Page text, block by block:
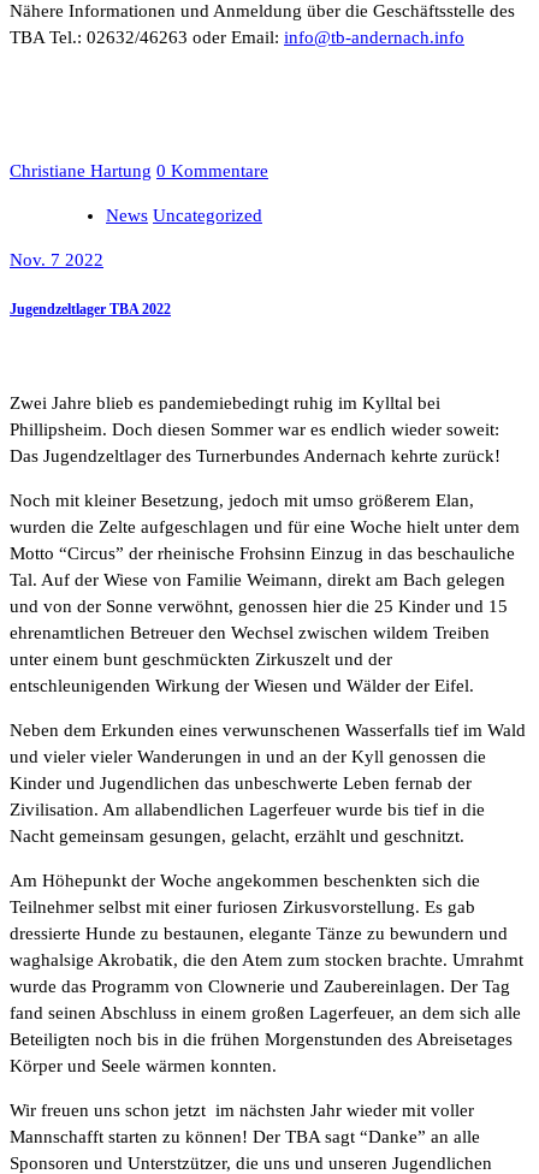
Nähere Informationen und Anmeldung über die Geschäftsstelle des
TBA Tel.: 02632/46263 oder Email: info@tb-andernach.info
Christiane Hartung 0 Kommentare
News Uncategorized
Nov. 7 2022
Jugendzeltlager TBA 2022
Zwei Jahre blieb es pandemiebedingt ruhig im Kylltal bei
Phillipsheim. Doch diesen Sommer war es endlich wieder soweit:
Das Jugendzeltlager des Turnerbundes Andernach kehrte zurück!
Noch mit kleiner Besetzung, jedoch mit umso größerem Elan,
wurden die Zelte aufgeschlagen und für eine Woche hielt unter dem
Motto “Circus” der rheinische Frohsinn Einzug in das beschauliche
Tal. Auf der Wiese von Familie Weimann, direkt am Bach gelegen
und von der Sonne verwöhnt, genossen hier die 25 Kinder und 15
ehrenamtlichen Betreuer den Wechsel zwischen wildem Treiben
unter einem bunt geschmückten Zirkuszelt und der
entschleunigenden Wirkung der Wiesen und Wälder der Eifel.
Neben dem Erkunden eines verwunschenen Wasserfalls tief im Wald
und vieler vieler Wanderungen in und an der Kyll genossen die
Kinder und Jugendlichen das unbeschwerte Leben fernab der
Zivilisation. Am allabendlichen Lagerfeuer wurde bis tief in die
Nacht gemeinsam gesungen, gelacht, erzählt und geschnitzt.
Am Höhepunkt der Woche angekommen beschenkten sich die
Teilnehmer selbst mit einer furiosen Zirkusvorstellung. Es gab
dressierte Hunde zu bestaunen, elegante Tänze zu bewundern und
waghalsige Akrobatik, die den Atem zum stocken brachte. Umrahmt
wurde das Programm von Clownerie und Zaubereinlagen. Der Tag
fand seinen Abschluss in einem großen Lagerfeuer, an dem sich alle
Beteiligten noch bis in die frühen Morgenstunden des Abreisetages
Körper und Seele wärmen konnten.
Wir freuen uns schon jetzt im nächsten Jahr wieder mit voller
Mannschafft starten zu können! Der TBA sagt “Danke” an alle
Sponsoren und Unterstzützer, die uns und unseren Jugendlichen